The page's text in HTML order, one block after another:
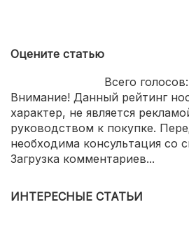
Оцените статью
Всего голосов:
Внимание! Данный рейтинг
характер, не является
руководством к покупке.
необходима консультация со
Загрузка комментариев...
ИНТЕРЕСНЫЕ СТАТЬИ